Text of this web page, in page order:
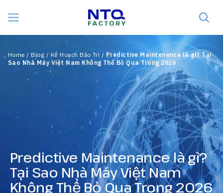
Home /Blog / Kế Hoạch Bảo Trì / Predictive Maintenance là gì? Tại
Sao Nhà Máy Việt Nam Không Thể Bỏ Qua Trong 2026
Predictive Maintenance là gì?
Tại Sao Nhà Máy Việt Nam
Không Thể Bỏ Qua Trong 2026